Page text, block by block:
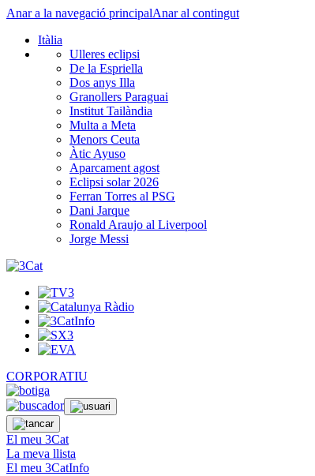
Anar a la navegació principalAnar al contingut
Itàlia
Ulleres eclipsi
De la Espriella
Dos anys Illa
Granollers Paraguai
Institut Tailàndia
Multa a Meta
Menors Ceuta
Àtic Ayuso
Aparcament agost
Eclipsi solar 2026
Ferran Torres al PSG
Dani Jarque
Ronald Araujo al Liverpool
Jorge Messi
CORPORATIU
El meu 3Cat
La meva llista
El meu 3CatInfo